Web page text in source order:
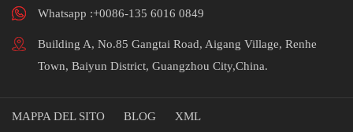
Whatsapp :+0086-135 6016 0849
Building A, No.85 Gangtai Road, Aigang Village, Renhe
Town, Baiyun District, Guangzhou City,China.
MAPPA DEL SITO BLOG
XML